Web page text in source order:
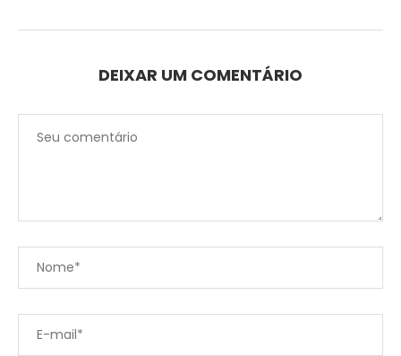
DEIXAR UM COMENTÁRIO